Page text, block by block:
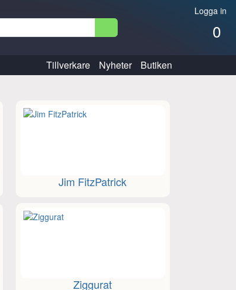
Logga in
0
Tillverkare Nyheter Butiken
Jim FitzPatrick
Ziggurat